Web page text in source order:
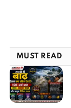
MUST READ